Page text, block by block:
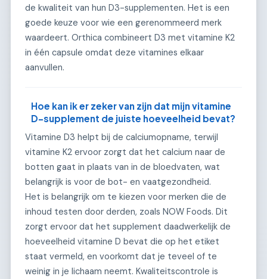
de kwaliteit van hun D3-supplementen. Het is een
goede keuze voor wie een gerenommeerd merk
waardeert. Orthica combineert D3 met vitamine K2
in één capsule omdat deze vitamines elkaar
aanvullen.
Hoe kan ik er zeker van zijn dat mijn vitamine
D-supplement de juiste hoeveelheid bevat?
Vitamine D3 helpt bij de calciumopname, terwijl
vitamine K2 ervoor zorgt dat het calcium naar de
botten gaat in plaats van in de bloedvaten, wat
belangrijk is voor de bot- en vaatgezondheid.
Het is belangrijk om te kiezen voor merken die de
inhoud testen door derden, zoals NOW Foods. Dit
zorgt ervoor dat het supplement daadwerkelijk de
hoeveelheid vitamine D bevat die op het etiket
staat vermeld, en voorkomt dat je teveel of te
weinig in je lichaam neemt. Kwaliteitscontrole is